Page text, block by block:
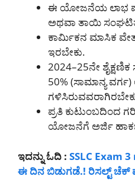
ಈ ಯೋಜನೆಯ ಲಾಭ
ಅಥವಾ ತಾಯಿ
ಕಾರ್ಮಿಕನ ಮಾಸಿಕ
ಇರಬೇಕು.
2024–25ನೇ
50% (ಸಾಮಾನ್ಯ
ಪ್ರತಿ ಕುಟುಂಬದಿಂದ
ಯೋಜನೆಗೆ ಅರ್ಜಿ
ಇದನ್ನು ಓದಿ : SSLC Exam
ಈ ದಿನ ಬಿಡುಗಡೆ.! ರಿಸಲ್ಟ್ ಚೆಕ್